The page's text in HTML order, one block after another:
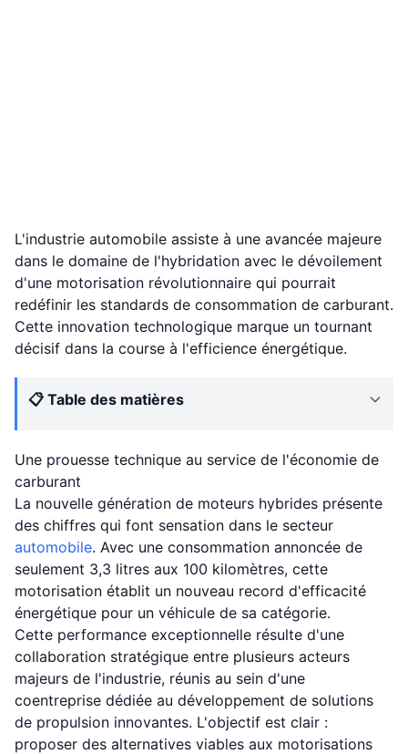
L'industrie automobile assiste à une avancée majeure
dans le domaine de l'hybridation avec le dévoilement
d'une motorisation révolutionnaire qui pourrait
redéfinir les standards de consommation de carburant.
Cette innovation technologique marque un tournant
décisif dans la course à l'efficience énergétique.
📋 Table des matières
Une prouesse technique au service de l'économie de
carburant
La nouvelle génération de moteurs hybrides présente
des chiffres qui font sensation dans le secteur
automobile. Avec une consommation annoncée de
seulement 3,3 litres aux 100 kilomètres, cette
motorisation établit un nouveau record d'efficacité
énergétique pour un véhicule de sa catégorie.
Cette performance exceptionnelle résulte d'une
collaboration stratégique entre plusieurs acteurs
majeurs de l'industrie, réunis au sein d'une
coentreprise dédiée au développement de solutions
de propulsion innovantes. L'objectif est clair :
proposer des alternatives viables aux motorisations